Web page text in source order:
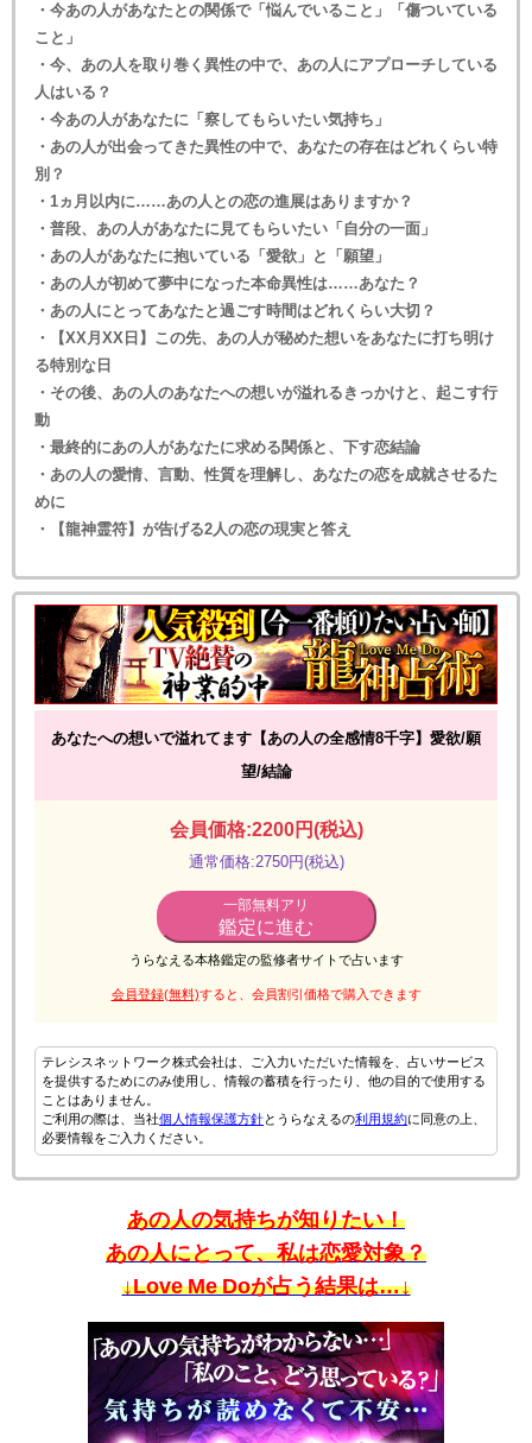
・今あの人があなたとの関係で「悩んでいること」「傷ついている
こと」
・今、あの人を取り巻く異性の中で、あの人にアプローチしている
人はいる？
・今あの人があなたに「察してもらいたい気持ち」
・あの人が出会ってきた異性の中で、あなたの存在はどれくらい特
別？
・1ヵ月以内に……あの人との恋の進展はありますか？
・普段、あの人があなたに見てもらいたい「自分の一面」
・あの人があなたに抱いている「愛欲」と「願望」
・あの人が初めて夢中になった本命異性は……あなた？
・あの人にとってあなたと過ごす時間はどれくらい大切？
・【XX月XX日】この先、あの人が秘めた想いをあなたに打ち明け
る特別な日
・その後、あの人のあなたへの想いが溢れるきっかけと、起こす行
動
・最終的にあの人があなたに求める関係と、下す恋結論
・あの人の愛情、言動、性質を理解し、あなたの恋を成就させるた
めに
・【龍神霊符】が告げる2人の恋の現実と答え
あなたへの想いで溢れてます【あの人の全感情8千字】愛欲/願
望/結論
会員価格:2200円(税込)
通常価格:2750円(税込)
一部無料アリ
鑑定に進む
うらなえる本格鑑定の監修者サイトで占います
会員登録(無料)すると、会員割引価格で購入できます
テレシスネットワーク株式会社は、ご入力いただいた情報を、占いサービス
を提供するためにのみ使用し、情報の蓄積を行ったり、他の目的で使用する
ことはありません。
ご利用の際は、当社個人情報保護方針とうらなえるの利用規約に同意の上、
必要情報をご入力ください。
あの人の気持ちが知りたい！
あの人にとって、私は恋愛対象？
↓Love Me Doが占う結果は…↓